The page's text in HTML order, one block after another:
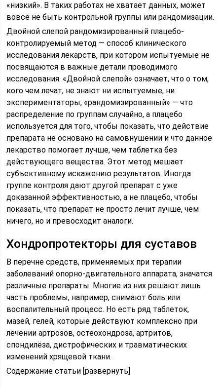
«низкий». В таких работах не хватает данных, может
вовсе не быть контрольной группы или рандомизации.
Двойной слепой рандомизированный плацебо-
контролируемый метод — способ клинического
исследования лекарств, при котором испытуемые не
посвящаются в важные детали проводимого
исследования. «Двойной слепой» означает, что о том,
кого чем лечат, не знают ни испытуемые, ни
экспериментаторы, «рандомизированный» — что
распределение по группам случайно, а плацебо
используется для того, чтобы показать, что действие
препарата не основано на самовнушении и что данное
лекарство помогает лучше, чем таблетка без
действующего вещества. Этот метод мешает
субъективному искажению результатов. Иногда
группе контроля дают другой препарат с уже
доказанной эффективностью, а не плацебо, чтобы
показать, что препарат не просто лечит лучше, чем
ничего, но и превосходит аналоги.
Хондропротекторы для суставов
В перечне средств, применяемых при терапии
заболеваний опорно-двигательного аппарата, значатся
различные препараты. Многие из них решают лишь
часть проблемы, например, снимают боль или
воспалительный процесс. Но есть ряд таблеток,
мазей, гелей, которые действуют комплексно при
лечении артрозов, остеохондроза, артритов,
спондилёза, дистрофических и травматических
изменений хрящевой ткани.
Содержание статьи [развернуть]